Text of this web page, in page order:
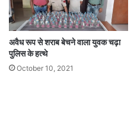
अवैध रूप से शराब बेचने वाला युवक चढ़ा
पुलिस के हत्थे
October 10, 2021